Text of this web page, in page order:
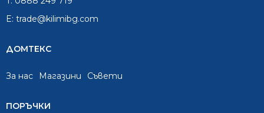
E: trade@kilimibg.com
ДОМТЕКС
За нас Mагазини Съвети
ПОРЪЧКИ